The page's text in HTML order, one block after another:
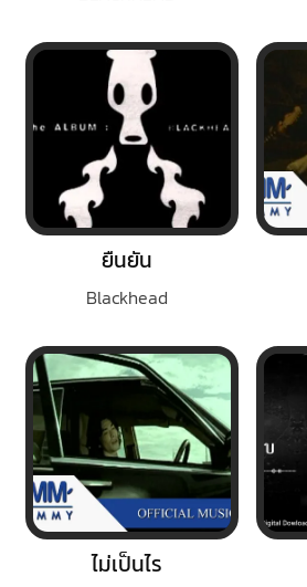
ยืนยัน
Blackhead
ไม่เป็นไร